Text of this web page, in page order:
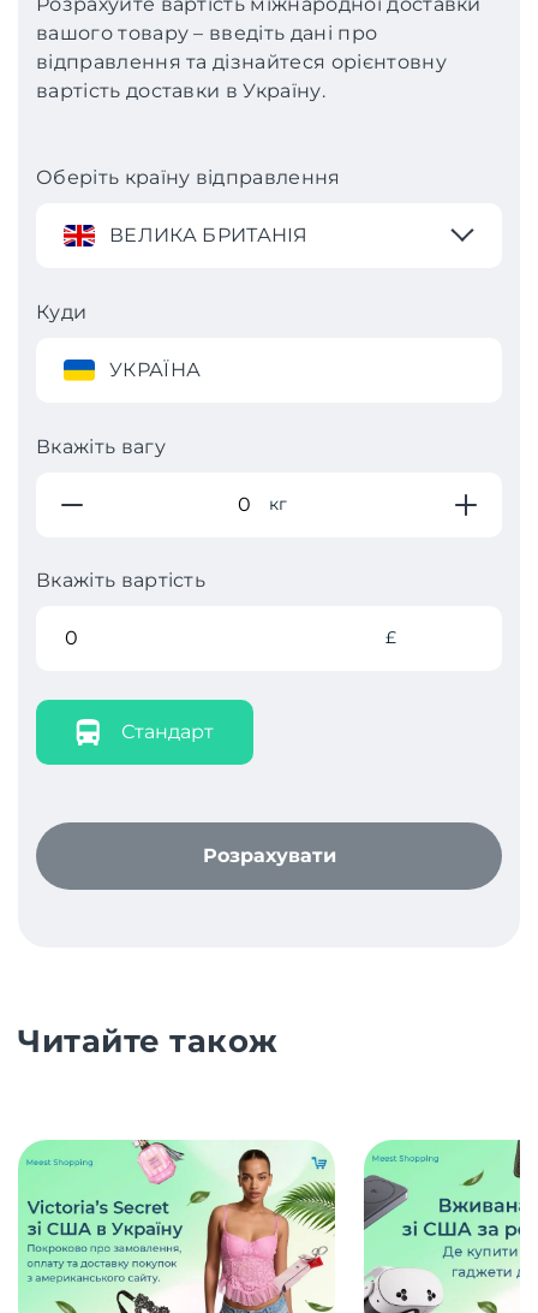
вашого товару – введіть дані про
відправлення та дізнайтеся орієнтовну
вартість доставки в Україну.
Оберіть країну відправлення
ВЕЛИКА БРИТАНІЯ
Куди
УКРАЇНА
Вкажіть вагу
кг
Вкажіть вартість
£
Стандарт
Розрахувати
Читайте також